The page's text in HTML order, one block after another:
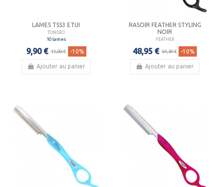
LAMES TSS3 ETUI
TONDÉO
10 lames
9,90 € 11,00 € -10%
Ajouter au panier
RASOIR FEATHER STYLING
NOIR
FEATHER
48,95 € 54,39 € -10%
Ajouter au panier